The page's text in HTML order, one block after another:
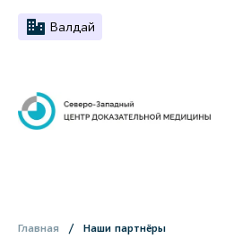
Валдай
Главная Наши партнёры